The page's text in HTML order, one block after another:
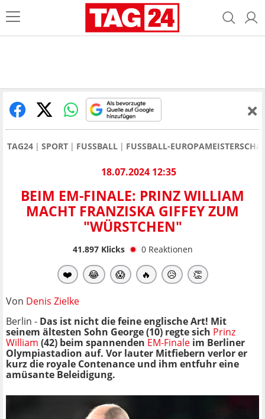
TAG24 SPORT FUSSBALL FUSSBALL-
18.07.2024 12:35
BEIM EM-FINALE: PRINZ WILLIAM
MACHT FRANZISKA GIFFEY ZUM
"WÜRSTCHEN"
41.897Klicks 0 Reaktionen
❤️ 😂 😱 🔥 😥 👏
Von Denis Zielke
Berlin - Das ist nicht die feine englische Art! Mit
seinem ältesten Sohn George (10) regte sich Prinz
William (42) beim spannenden EM-Finale im Berliner
Olympiastadion auf. Vor lauter Mitfiebern verlor er
kurz die royale Contenance und ihm entfuhr eine
amüsante Beleidigung.